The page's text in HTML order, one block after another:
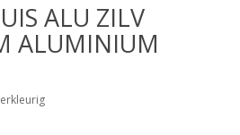
ALU ZILV
ALUMINIUM